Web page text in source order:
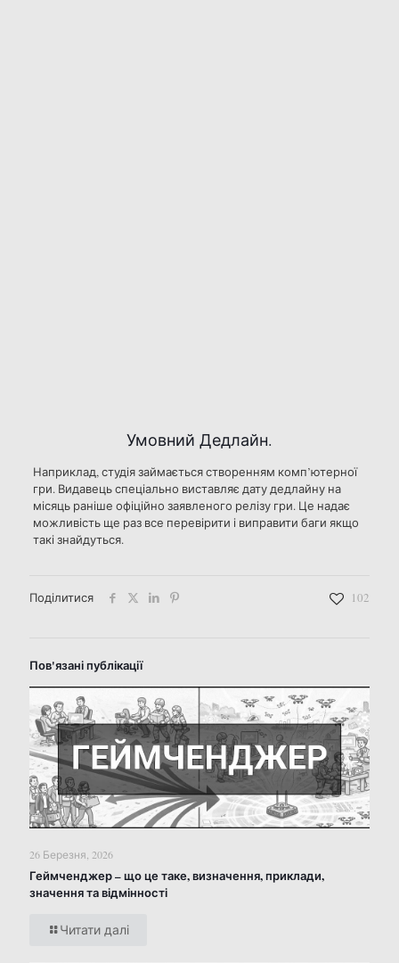
Умовний Дедлайн.
Наприклад, студія займається створенням комп’ютерної
гри. Видавець спеціально виставляє дату дедлайну на
місяць раніше офіційно заявленого релізу гри. Це надає
можливість ще раз все перевірити і виправити баги якщо
такі знайдуться.
Поділитися 102
Пов'язані публікації
26 Березня, 2026
Геймченджер – що це таке, визначення, приклади,
значення та відмінності
Читати далі